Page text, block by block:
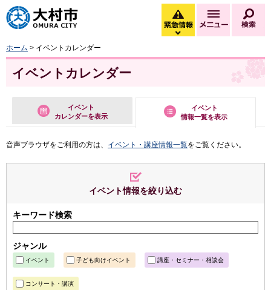
大村市
緊急情報
緊急情報を開く
メニュー
ホーム > イベントカレンダー
イベントカレンダー
イベント
カレンダーを表示
イベント
情報一覧を表示
音声ブラウザをご利用の方は、 イベント・講座情報一覧をご覧ください。
イベント情報を絞り込む
キーワード検索
ジャンル
イベント 子ども向けイベント 講座・セミナー・相談会
コンサート・講演